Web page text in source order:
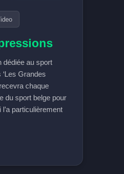
dédiée au sport
Grandes
chaque
du sport belge pour
particulièrement